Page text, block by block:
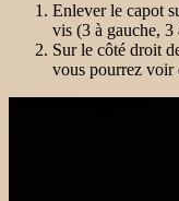
Enlever le capot
vis (3 à gauche,
Sur le côté droit
vous pourrez voir